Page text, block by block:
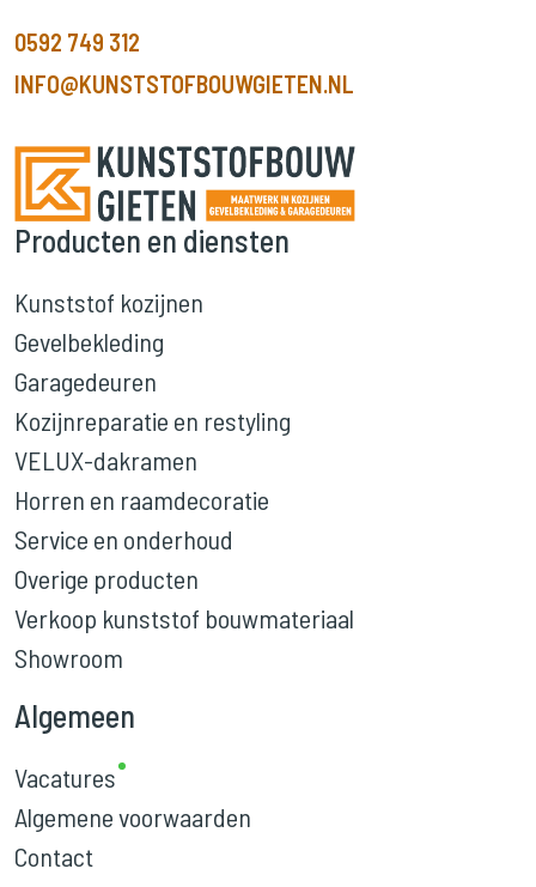
0592 749 312
INFO@KUNSTSTOFBOUWGIETEN.NL
Producten en diensten
Kunststof kozijnen
Gevelbekleding
Garagedeuren
Kozijnreparatie en restyling
VELUX-dakramen
Horren en raamdecoratie
Service en onderhoud
Overige producten
Verkoop kunststof bouwmateriaal
Showroom
Algemeen
Vacatures
Algemene voorwaarden
Contact